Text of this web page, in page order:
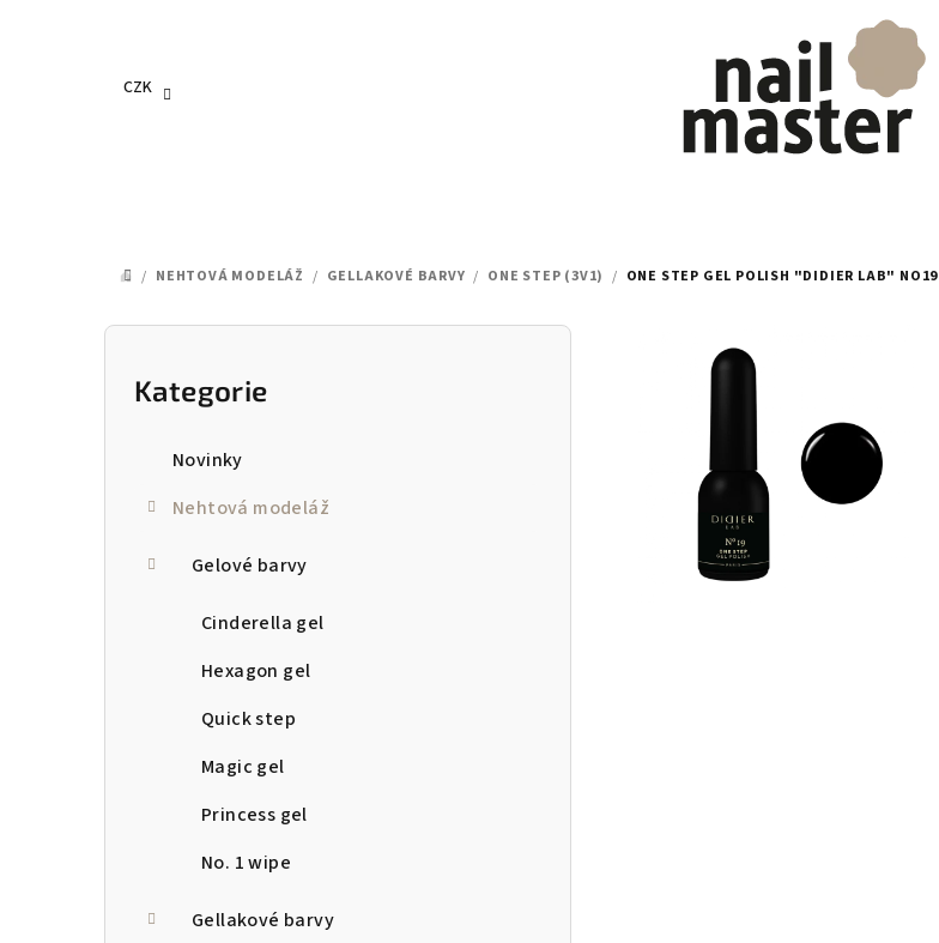
CZK
DOMŮ
/ NEHTOVÁ MODELÁŽ / GELLAKOVÉ BARVY / ONE STEP (3V1) / ONE STEP GEL POLISH "DIDIER LAB" NO19
P
Přeskočit
kategorie
Kategorie
Novinky
Nehtová modeláž
Gelové barvy
Cinderella gel
Hexagon gel
Quick step
Magic gel
Princess gel
No. 1 wipe
Gellakové barvy